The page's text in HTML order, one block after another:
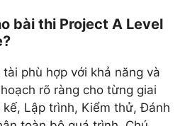
bài thi Project A Level
phù hợp với khả năng và
rõ ràng cho từng giai
Lập trình, Kiểm thử, Đánh